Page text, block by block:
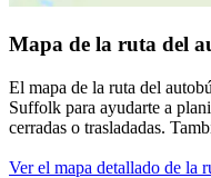
Mapa de la ruta del
El mapa de la ruta del
Suffolk para ayudarte a
cerradas o trasladadas.
Ver el mapa detallado de la